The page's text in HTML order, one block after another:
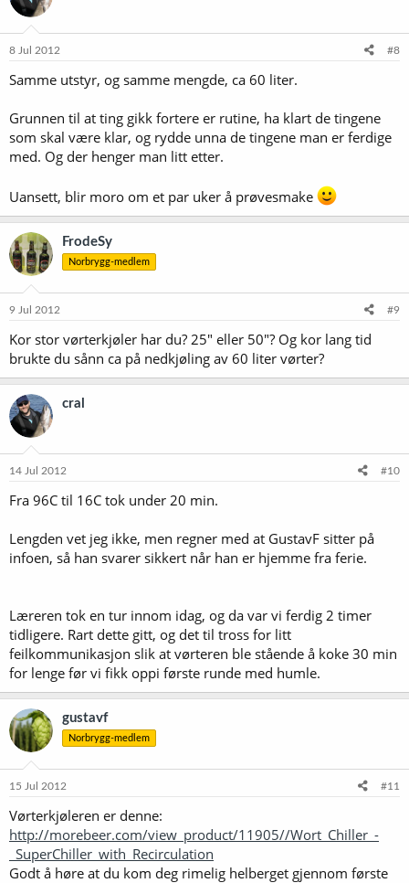
8 Jul 2012 #8
Samme utstyr, og samme mengde, ca 60 liter.
Grunnen til at ting gikk fortere er rutine, ha klart de tingene
som skal være klar, og rydde unna de tingene man er ferdige
med. Og der henger man litt etter.
Uansett, blir moro om et par uker å prøvesmake
FrodeSy
Norbrygg-medlem
9 Jul 2012 #9
Kor stor vørterkjøler har du? 25" eller 50"? Og kor lang tid
brukte du sånn ca på nedkjøling av 60 liter vørter?
cral
14 Jul 2012 #10
Fra 96C til 16C tok under 20 min.
Lengden vet jeg ikke, men regner med at GustavF sitter på
infoen, så han svarer sikkert når han er hjemme fra ferie.
Læreren tok en tur innom idag, og da var vi ferdig 2 timer
tidligere. Rart dette gitt, og det til tross for litt
feilkommunikasjon slik at vørteren ble stående å koke 30 min
for lenge før vi fikk oppi første runde med humle.
gustavf
Norbrygg-medlem
15 Jul 2012 #11
Vørterkjøleren er denne:
http://morebeer.com/view_product/11905//Wort_Chiller_-
_SuperChiller_with_Recirculation
Godt å høre at du kom deg rimelig helberget gjennom første